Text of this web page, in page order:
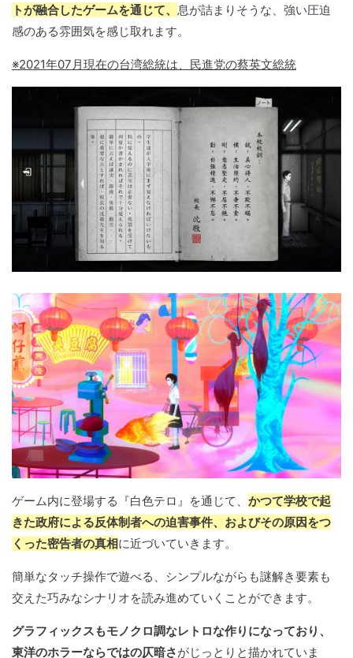
トが融合したゲームを通じて、 息が詰まりそうな、強い圧迫
感のある雰囲気を感じ取れます。
※2021年07月現在の台湾総統は、民進党の蔡英文総統
ゲーム内に登場する『白色テロ』を通じて、 かつて学校で起
きた政府による反体制者への迫害事件、およびその原因をつ
くった密告者の真相に近づいていきます。
簡単なタッチ操作で遊べる、シンプルながらも謎解き要素も
交えた巧みなシナリオを読み進めていくことができます。
グラフィックスもモノクロ調なレトロな作りになっており、
東洋のホラーならではの仄暗さがじっとりと描かれていま